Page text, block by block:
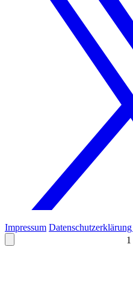
1
Impressum Datenschutzerklärung